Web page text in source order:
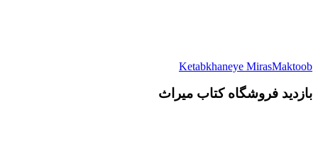
Ketabkhaneye MirasMaktoob
بازدید فروشگاه کتاب میراث